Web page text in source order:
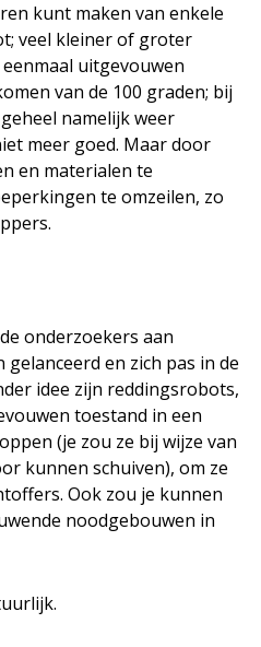
kunt maken van enkele
veel kleiner of groter
uitgevouwen
van de 100 graden; bij
namelijk weer
meer goed. Maar door
en materialen te
te omzeilen, zo
onderzoekers aan
en zich pas in de
idee zijn reddingsrobots,
toestand in een
(je zou ze bij wijze van
kunnen schuiven), om ze
Ook zou je kunnen
noodgebouwen in